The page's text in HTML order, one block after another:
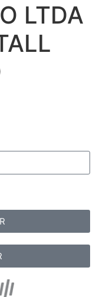
LTDA